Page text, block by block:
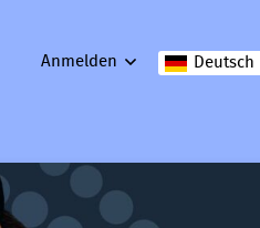
Deutsch
Anmelden